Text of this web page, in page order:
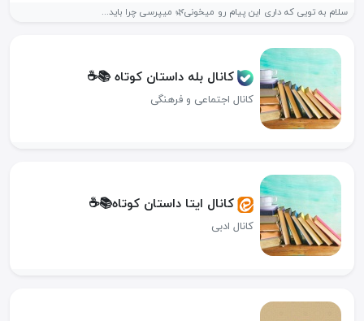
سلام به تویی که داری این پیام رو میخونی🌿 میپرسی چرا باید...
کانال بله داستان کوتاه 📚☕️
کانال اجتماعی و فرهنگی
کانال ایتا داستان کوتاه📚☕
کانال ادبی